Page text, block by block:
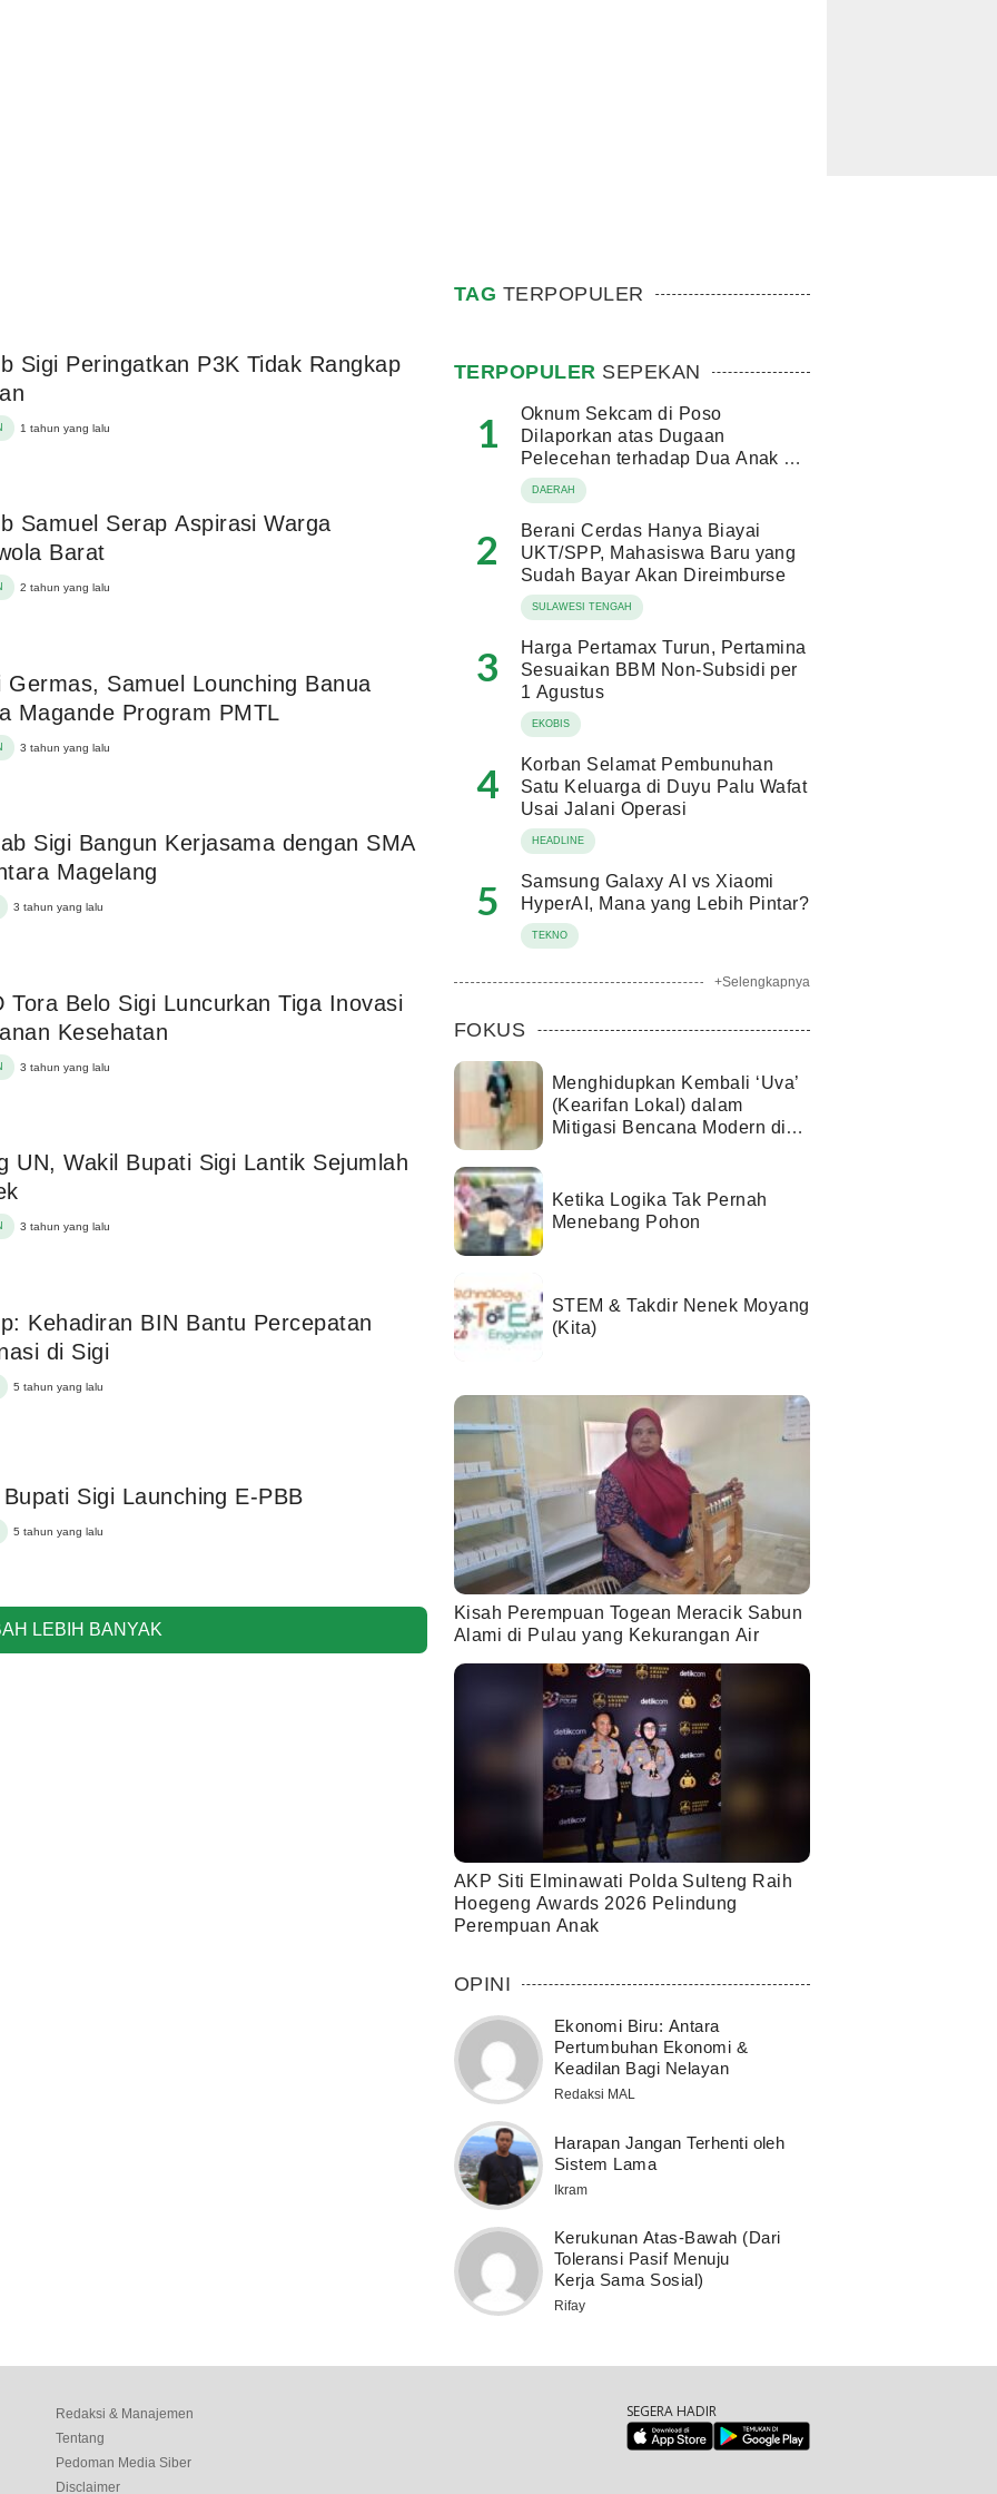
Sigi Peringatkan P3K Tidak Rangkap
1 tahun yang lalu
Samuel Serap Aspirasi Warga
Barat
2 tahun yang lalu
Germas, Samuel Lounching Banua
Magande Program PMTL
3 tahun yang lalu
Sigi Bangun Kerjasama dengan SMA
Magelang
3 tahun yang lalu
Tora Belo Sigi Luncurkan Tiga Inovasi
Kesehatan
3 tahun yang lalu
UN, Wakil Bupati Sigi Lantik Sejumlah
3 tahun yang lalu
Kehadiran BIN Bantu Percepatan
di Sigi
5 tahun yang lalu
Sigi Launching E-PBB
5 tahun yang lalu
LEBIH BANYAK
TAG TERPOPULER
TERPOPULER SEPEKAN
1
Oknum Sekcam di Poso
Dilaporkan atas Dugaan
Pelecehan terhadap Dua Anak di
Bawah Umur
DAERAH
2
Berani Cerdas Hanya Biayai
UKT/SPP, Mahasiswa Baru yang
Sudah Bayar Akan Direimburse
SULAWESI TENGAH
3
Harga Pertamax Turun, Pertamina
Sesuaikan BBM Non-Subsidi per
1 Agustus
EKOBIS
4
Korban Selamat Pembunuhan
Satu Keluarga di Duyu Palu Wafat
Usai Jalani Operasi
HEADLINE
5
Samsung Galaxy AI vs Xiaomi
HyperAI, Mana yang Lebih Pintar?
TEKNO
+Selengkapnya
FOKUS
Menghidupkan Kembali ‘Uva’
(Kearifan Lokal) dalam
Mitigasi Bencana Modern di
Ketika Logika Tak Pernah
Menebang Pohon
STEM & Takdir Nenek Moyang
(Kita)
Kisah Perempuan Togean Meracik Sabun
Alami di Pulau yang Kekurangan Air
AKP Siti Elminawati Polda Sulteng Raih
Hoegeng Awards 2026 Pelindung
Perempuan Anak
OPINI
Ekonomi Biru: Antara
Pertumbuhan Ekonomi &
Keadilan Bagi Nelayan
Redaksi MAL
Harapan Jangan Terhenti oleh
Sistem Lama
Ikram
Kerukunan Atas-Bawah (Dari
Toleransi Pasif Menuju
Kerja Sama Sosial)
Rifay
Redaksi & Manajemen
Tentang
Pedoman Media Siber
Disclaimer
SEGERA HADIR